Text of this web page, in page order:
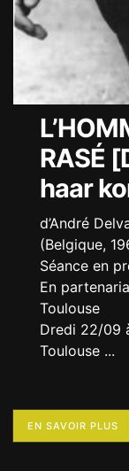
RASÉ
haar
d’André
(Belgique,
Séance en
En
Toulouse
Dredi 22/09
Toulouse ...
EN SAVOIR PLUS